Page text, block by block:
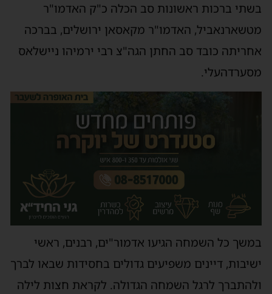
בשתי ברכות ראשונות סב הכלה כ"ק האדמו"ר
מטשארנאביל, האדמו"ר מקאסאן ירושלים, בברכה
אחריתה כובד סב החתן הגה"צ רבי ירמיהו ניישלאס
מסערדהעלי.
במשך כל השמחה הגיעו אדמור"ים, רבנים, ראשי
ישיבות, דיינים משפיעים גדולים בחסידות שבאו לברך
ולהתברך לרגל השמחה הגדולה. לקראת חצות לילה